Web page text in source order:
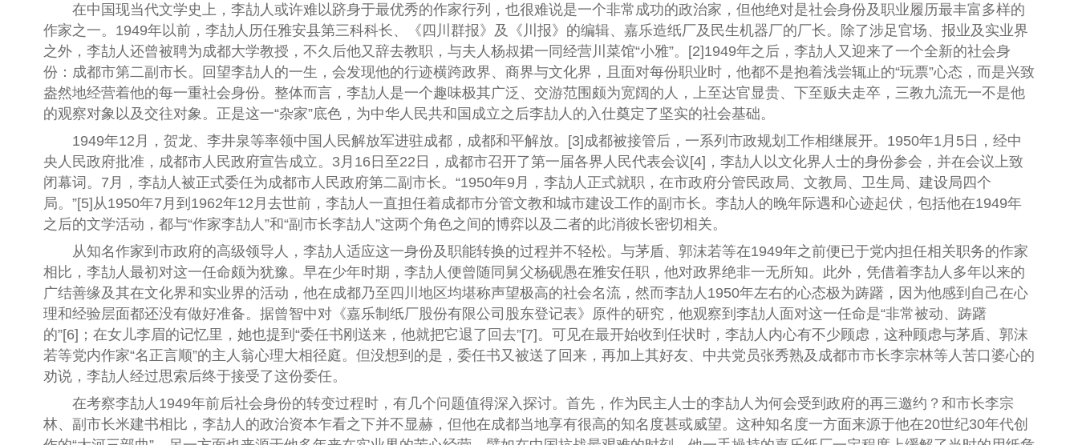
在中国现当代文学史上，李劼人或许难以跻身于最优秀的作家行列，也很难说是一个非常成功的政治家，但他绝对是社会身份及职业履历最丰富多样的
作家之一。1949年以前，李劼人历任雅安县第三科科长、《四川群报》及《川报》的编辑、嘉乐造纸厂及民生机器厂的厂长。除了涉足官场、报业及实业界
之外，李劼人还曾被聘为成都大学教授，不久后他又辞去教职，与夫人杨叔捃一同经营川菜馆“小雅”。[2]1949年之后，李劼人又迎来了一个全新的社会身
份：成都市第二副市长。回望李劼人的一生，会发现他的行迹横跨政界、商界与文化界，且面对每份职业时，他都不是抱着浅尝辄止的“玩票”心态，而是兴致
盎然地经营着他的每一重社会身份。整体而言，李劼人是一个趣味极其广泛、交游范围颇为宽阔的人，上至达官显贵、下至贩夫走卒，三教九流无一不是他
的观察对象以及交往对象。正是这一“杂家”底色，为中华人民共和国成立之后李劼人的入仕奠定了坚实的社会基础。
1949年12月，贺龙、李井泉等率领中国人民解放军进驻成都，成都和平解放。
[3]成都被接管后，一系列市政规划工作相继展开。1950年1月5日，经中
央人民政府批准，成都市人民政府宣告成立。3月16日至22日，成都市召开了第一届各界人民代表会议 [4] ，李劼人以文化界人士的身份参会，并在会议上致
闭幕词。7月，李劼人被正式委任为成都市人民政府第二副市长。“1950年9月，李劼人正式就职，在市政府分管民政局、文教局、卫生局、建设局四个
局。”[5]从1950年7月到1962年12月去世前，李劼人一直担任着成都市分管文教和城市建设工作的副市长。李劼人的晚年际遇和心迹起伏，包括他在1949年
之后的文学活动，都与“作家李劼人”和“副市长李劼人”这两个角色之间的博弈以及二者的此消彼长密切相关。
从知名作家到市政府的高级领导人，李劼人适应这一身份及职能转换的过程并不轻松。与茅盾、郭沫若等在1949年之前便已于党内担任相关职务的作家
相比，李劼人最初对这一任命颇为犹豫。早在少年时期，李劼人便曾随同舅父杨砚愚在雅安任职，他对政界绝非一无所知。此外，凭借着李劼人多年以来的
广结善缘及其在文化界和实业界的活动，他在成都乃至四川地区均堪称声望极高的社会名流，然而李劼人1950年左右的心态极为踌躇，因为他感到自己在心
理和经验层面都还没有做好准备。据曾智中对《嘉乐制纸厂股份有限公司股东登记表》原件的研究，他观察到李劼人面对这一任命是“非常被动、踌躇
的”[6] ；在女儿李眉的记忆里，她也提到“委任书刚送来，他就把它退了回去”[7] 。可见在最开始收到任状时，李劼人内心有不少顾虑，这种顾虑与茅盾、郭沫
若等党内作家“名正言顺”的主人翁心理大相径庭。但没想到的是，委任书又被送了回来，再加上其好友、中共党员张秀熟及成都市市长李宗林等人苦口婆心的
劝说，李劼人经过思索后终于接受了这份委任。
在考察李劼人1949年前后社会身份的转变过程时，有几个问题值得深入探讨。首先，作为民主人士的李劼人为何会受到政府的再三邀约？和市长李宗
林、副市长米建书相比，李劼人的政治资本乍看之下并不显赫，但他在成都当地享有很高的知名度甚或威望。这种知名度一方面来源于他在20世纪30年代创